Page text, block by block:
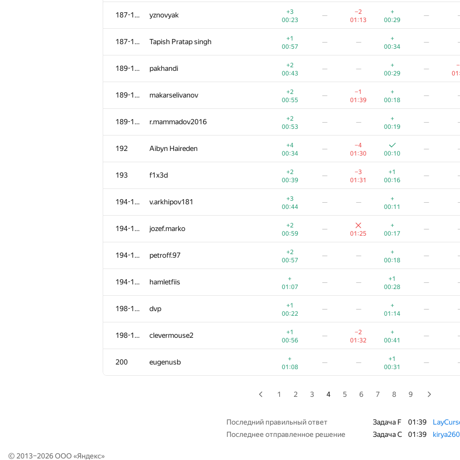
187-188 yznovyak
+3
00:23
—
−2
01:13
+
00:29
—
187-188 Tapish Pratap singh
+1
00:57
— —
+
00:34
—
189-191 pakhandi
+2
00:43
— —
+
00:29
—
189-191 makarselivanov
+2
00:55
—
−1
01:39
+
00:18
—
189-191 r.mammadov2016
+2
00:53
— —
+
00:19
—
192 Aibyn Haireden
+4
00:34
—
−4
01:30
00:10
—
193 f1x3d
+2
00:39
—
−3
01:31
+1
00:16
—
194-197 v.arkhipov181
+3
00:44
— —
+
00:11
—
194-197 jozef.marko
+2
00:59
—
01:25
+
00:17
—
194-197 petroff.97
+2
00:57
— —
+
00:18
—
194-197 hamletfiis
+
01:07
— —
+1
00:28
—
198-199 dvp
+1
00:22
— —
+
01:14
—
198-199 clevermouse2
+1
00:56
—
−2
01:32
+
00:41
—
200 eugenusb
+
01:08
— —
+1
00:31
—
Leung Theogry
+3
00:29
−7
01:28
00:09
barcelonaaaa
00:28
01:28
00:19
davidas2013
+2
00:34
00:12
dvkim98
+1
00:53
−1
01:39
00:13
sergey040496
+1
00:27
00:50
157 ItsLastDay
+1
00:50
−1
01:22
00:18
158 Deleted user
+2
00:32
−2
01:36
+
00:16
Na Na
+2
00:35
01:15
00:15
carlos.joa
+1
00:36
—
00:33
stasslipknot
+2
00:35
00:16
Rohit Ranjan
00:56
+
00:34
163 isaf27
+3
00:12
01:31
00:21
164 ElBatanony
+2
00:42
—
00:15
165
00:48
01:33
+
00:10
+
—
+2
—
1 2 3 4 5 6 7 8 9
Последний правильный ответ Задача F 01:39
Последнее отправленное решение
Задача C 01:39
© 2013–2026 ООО «Яндекс»